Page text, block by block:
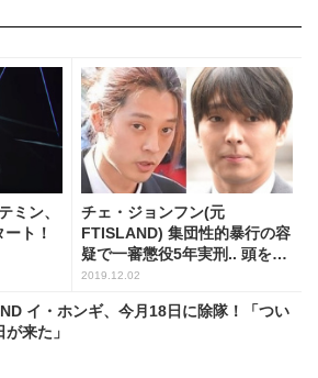
ミン、
ト！
チェ・ジョンフン(元
FTISLAND) 集団性的暴行の容
疑で一審懲役5年実刑.. 頭を下
げて嗚咽
2019.12.02
イ・ホンギ、今月18日に除隊！「つい
来た」